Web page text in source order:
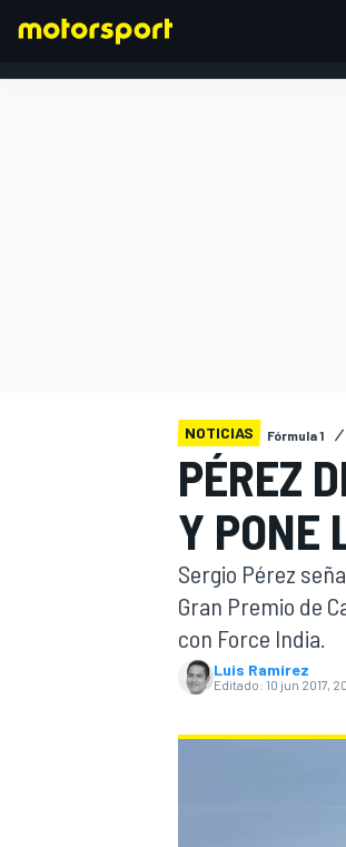
INDYCAR
NOTICIAS Fórmula 1
PÉREZ
Y PONE
Sergio Pérez
Gran Premio de
con Force India.
Luis Ramírez
Editado: 10 jun 2017,